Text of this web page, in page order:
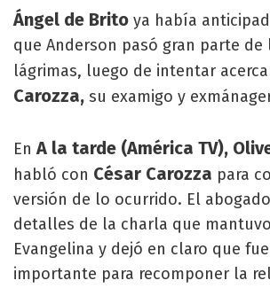
Ángel de Brito ya había
que Anderson pasó gran parte de
lágrimas, luego de intentar
Carozza, su examigo y
EnA la tarde (América TV),
habló con César Carozza para
versión de lo ocurrido. El
detalles de la charla que
Evangelina y dejó en claro que
importante para recomponer la